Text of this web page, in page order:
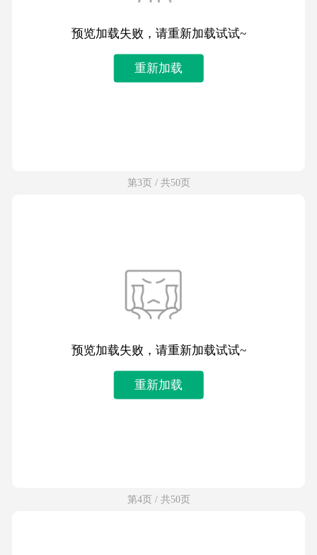
预览加载失败，请重新加载试试~
重新加载
第3页 / 共50页
预览加载失败，请重新加载试试~
重新加载
第4页 / 共50页